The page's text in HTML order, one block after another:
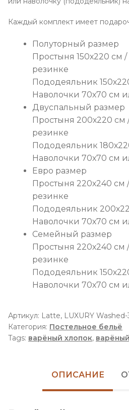
Каждый комплект имеет
Полуторный размер
Простыня 150х220 см
резинке
Пододеяльник
Наволочки 70х70 см
Двуспальный размер
Простыня 200х220 см
резинке
Пододеяльник
Наволочки 70х70 см
Евро размер
Простыня 220х240 см
резинке
Пододеяльник
Наволочки 70х70 см
Семейный размер
Простыня 220х240 см
резинке
Пододеяльник
Наволочки 70х70 см
Артикул: Latte, LUXURY Washed-
Категория: Постельное бельё
Tags: варёный хлопок,
ОПИСАНИЕ